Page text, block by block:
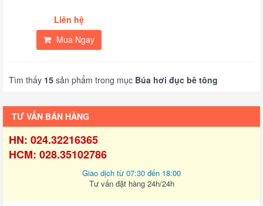
Liên hệ
Mua Ngay
Tìm thấy 15 sản phẩm trong mục Búa hơi đục bê tông
TƯ VẤN BÁN HÀNG
HN: 024.32216365
HCM: 028.35102786
Giao dịch từ 07:30 đến 18:00
Tư vấn đặt hàng 24h/24h